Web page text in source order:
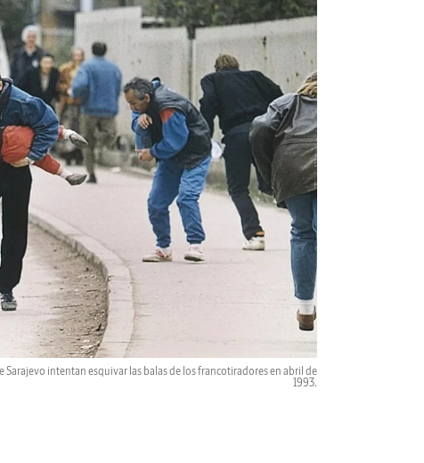
Sarajevo intentan esquivar las balas de los francotiradores en abril de
1993.